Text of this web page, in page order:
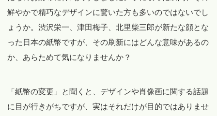
鮮やかで精巧なデザインに驚いた方も多いのではないでし
ょうか。渋沢栄一、津田梅子、北里柴三郎が新たな顔とな
った日本の紙幣ですが、その刷新にはどんな意味があるの
か、あらためて気になりませんか？
「紙幣の変更」と聞くと、デザインや肖像画に関する話題
に目が行きがちですが、実はそれだけが目的ではありませ